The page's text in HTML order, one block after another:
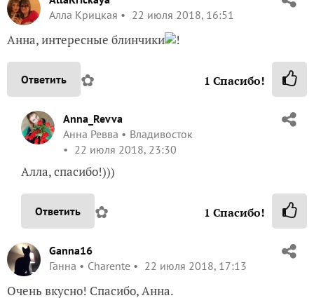
Алла Крицкая
22 июля 2018, 16:51
Анна, интересные блинчики !
Ответить ✿ 1 Спасибо!
Anna_Revva
Анна Ревва
Владивосток
22 июля 2018, 23:30
Алла, спасибо!)))
Ответить ✿ 1 Спасибо!
Ganna16
Ганна
Charente 22 июля 2018, 17:13
Очень вкусно! Спасибо, Анна.